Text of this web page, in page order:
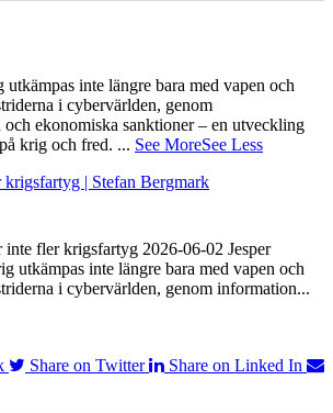
inte längre bara med vapen och
i cybervärlden, genom
ekonomiska sanktioner – en utveckling
krig och fred. ... See MoreSee Less
| Stefan Bergmark
fler krigsfartyg 2026-06-02 Jesper
utkämpas inte längre bara med vapen och
i cybervärlden, genom information...
Share on Twitter
Share on Linked In